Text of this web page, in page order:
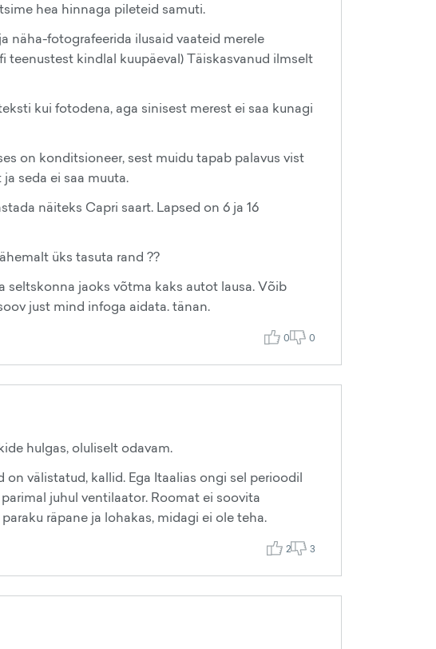
hea hinnaga pileteid samuti.
näha-fotografeerida ilusaid vaateid merele
kindlal kuupäeval) Täiskasvanud ilmselt
kui fotodena, aga sinisest merest ei saa kunagi
on konditsioneer, sest muidu tapab palavus vist
seda ei saa muuta.
näiteks Capri saart. Lapsed on 6 ja 16
üks tasuta rand ??
jaoks võtma kaks autot lausa. Võib
just mind infoga aidata. tänan.
0 0
hulgas, oluliselt odavam.
välistatud, kallid. Ega Itaalias ongi sel perioodil
juhul ventilaator. Roomat ei soovita
räpane ja lohakas, midagi ei ole teha.
2 3